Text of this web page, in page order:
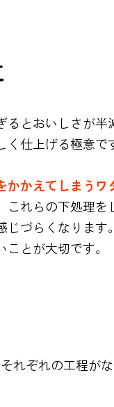
とおいしさが半
く仕上げる極意で
かかえてしまうワ
これらの下処理を
づらくなります
とが大切です。
れぞれの工程が